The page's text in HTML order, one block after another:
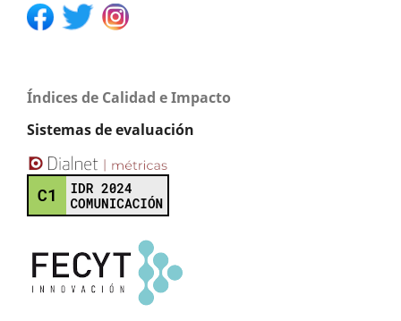
Índices de Calidad e Impacto
Sistemas de evaluación